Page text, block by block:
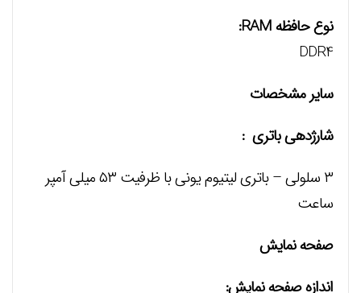
نوع حافظه RAM:
DDR4
سایر مشخصات
شارژدهی باتری :
۳ سلولی – باتری لیتیوم یونی با ظرفیت ۵۳ میلی آمپر
ساعت
صفحه نمایش
اندازه صفحه نمایش: